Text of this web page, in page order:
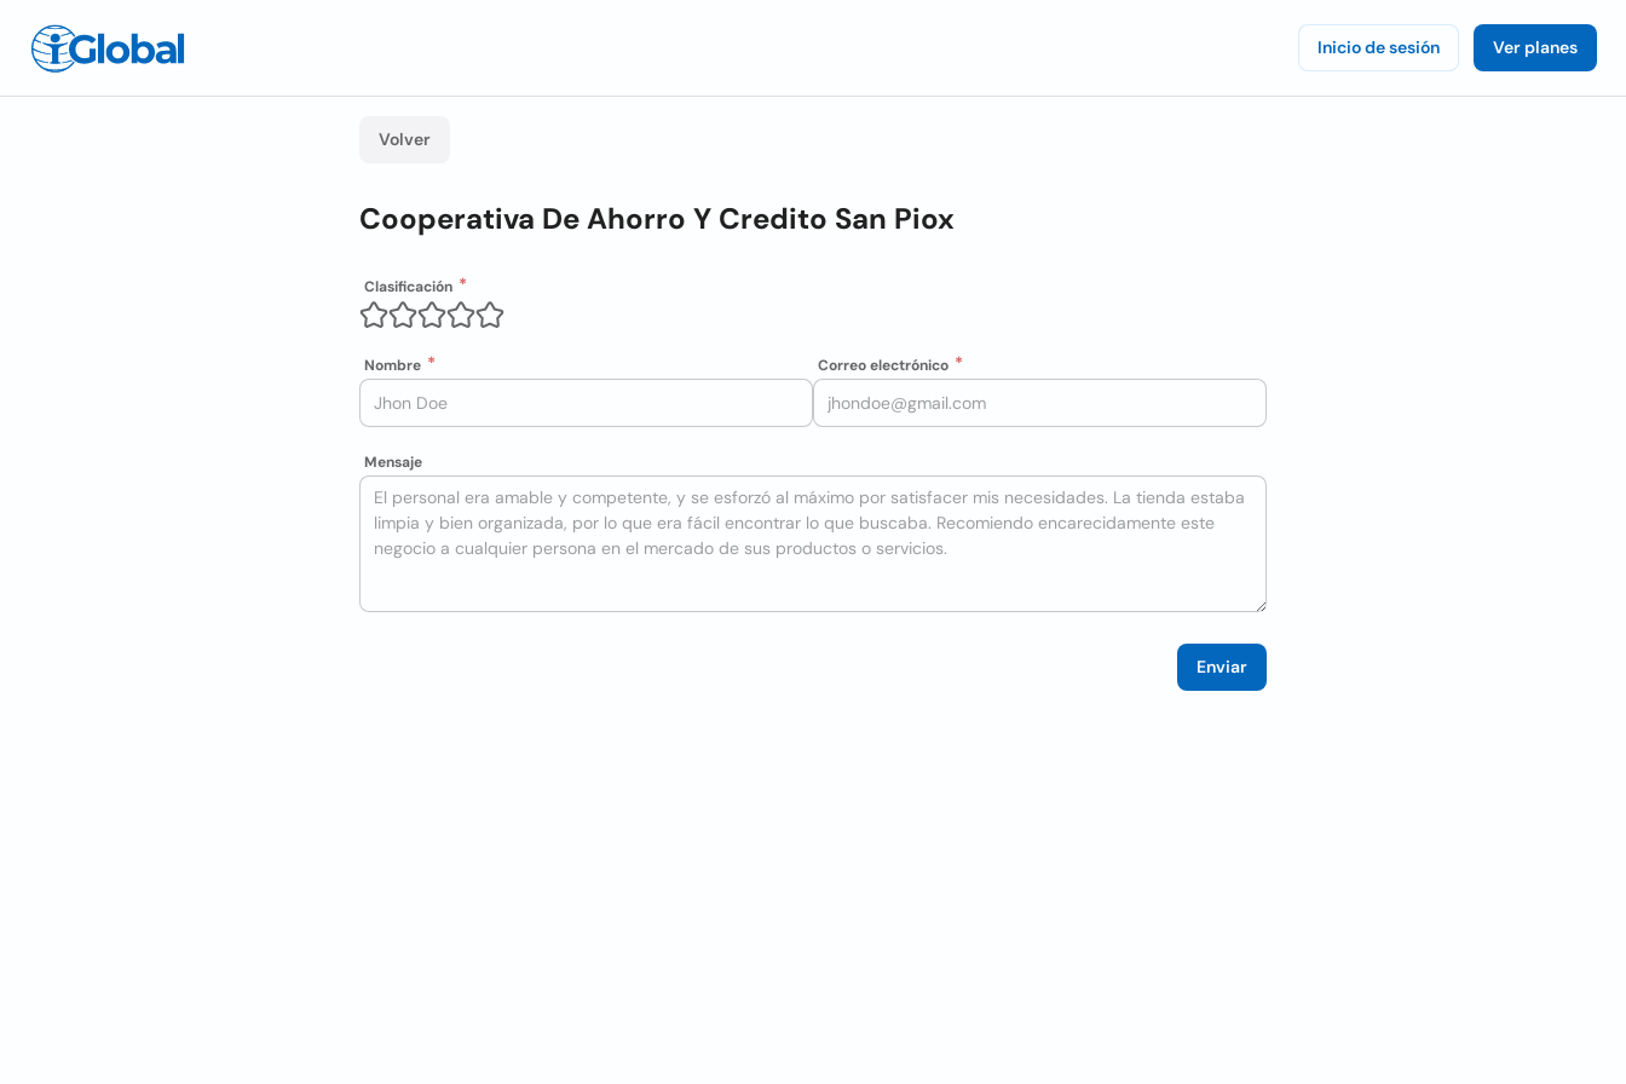
Inicio de sesión Ver planes
Volver
Cooperativa De Ahorro Y Credito San Piox
Clasificación
Nombre Correo electrónico
Mensaje
Enviar